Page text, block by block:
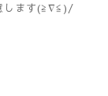
します(≧∇≦)/